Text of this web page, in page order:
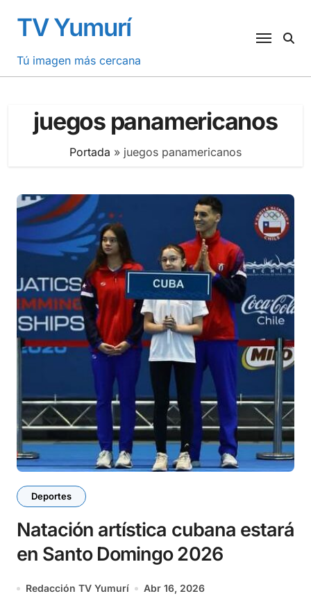
contenido
TV Yumurí
Tú imagen más cercana
juegos panamericanos
Portada » juegos panamericanos
Deportes
Natación artística cubana estará
en Santo Domingo 2026
Redacción TV Yumurí Abr 16, 2026